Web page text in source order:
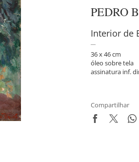
PEDRO
Interior de
36 x 46 cm
óleo sobre tela
assinatura inf.
Compartilhar